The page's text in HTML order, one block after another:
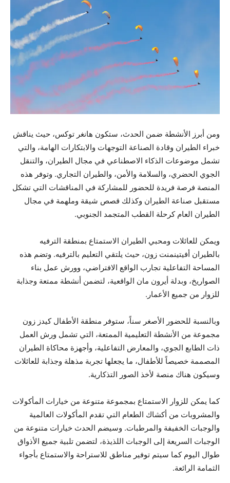
ومن أبرز الأنشطة ضمن الحدث، ستكون هانغر توكس، حيث يناقش
خبراء الطيران وقادة الصناعة التوجهات والابتكارات الهامة، والتي
تشمل موضوعات الذكاء الاصطناعي في مجال الطيران، والتنقل
الجوي الحضري، والسلامة والأمن، والطيران التجاري. وتوفر هذه
المنصة فرصة فريدة للحضور للمشاركة في المناقشات التي تشكل
مستقبل صناعة الطيران وكذلك قصص شيقة وملهمة في مجال
الطيران العام كرحلة القطب المتجمد الجنوبي.
ويمكن للعائلات ومحبي الطيران الاستمتاع بمنطقة الترفيه
بالطيران أفيتينمنت زون، حيث يلتقي التعليم بالترفيه. وتضم هذه
المساحة التفاعلية تجارب الواقع الافتراضي، وورش عمل بناء
الصواريخ، وبدلة أيرون مان الواقعية، لتضمن أنشطة ممتعة وجذابة
للزوار من جميع الأعمار.
وبالنسبة للحضور الأصغر سناً، ستوفر منطقة الأطفال كيدز زون
مجموعة من الأنشطة التعليمية الممتعة، التي تشمل ورش العمل
ذات الطابع الجوي، والمعارض التفاعلية، وأجهزة محاكاة الطيران
المصممة خصيصاً للأطفال، ما يجعلها تجربة مذهلة وجذابة للعائلات
وسيكون هناك منصة لأخذ الصور التذكارية.
كما يمكن للزوار الاستمتاع بمجموعة متنوعة من خيارات المأكولات
والمشروبات من أكشاك الطعام التي تقدم المأكولات العالمية
والوجبات الخفيفة والمرطبات. وسيضم الحدث خيارات متنوعة من
الوجبات السريعة إلى الوجبات اللذيذة، لتضمن تلبية جميع الأذواق
طوال اليوم كما سيتم توفير مناطق للاستراحة والاستمتاع بأجواء
الثمامة الرائعة.